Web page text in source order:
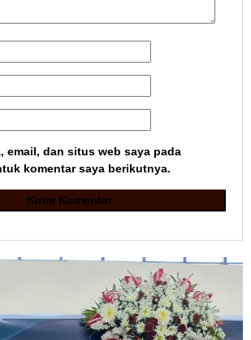
email, dan situs web saya pada
komentar saya berikutnya.